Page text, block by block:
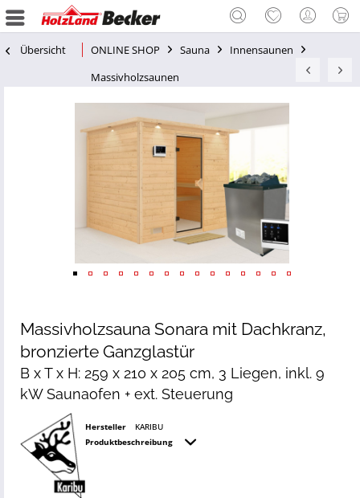
Übersicht ONLINE SHOP Sauna
Innensaunen
Massivholzsaunen
Massivholzsauna Sonara mit Dachkranz,
bronzierte Ganzglastür
B x T x H: 259 x 210 x 205 cm, 3 Liegen, inkl. 9
kW Saunaofen + ext. Steuerung
Hersteller
KARIBU
Produktbeschreibung